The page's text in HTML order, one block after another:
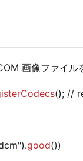
画像ファイル
(); //
good())